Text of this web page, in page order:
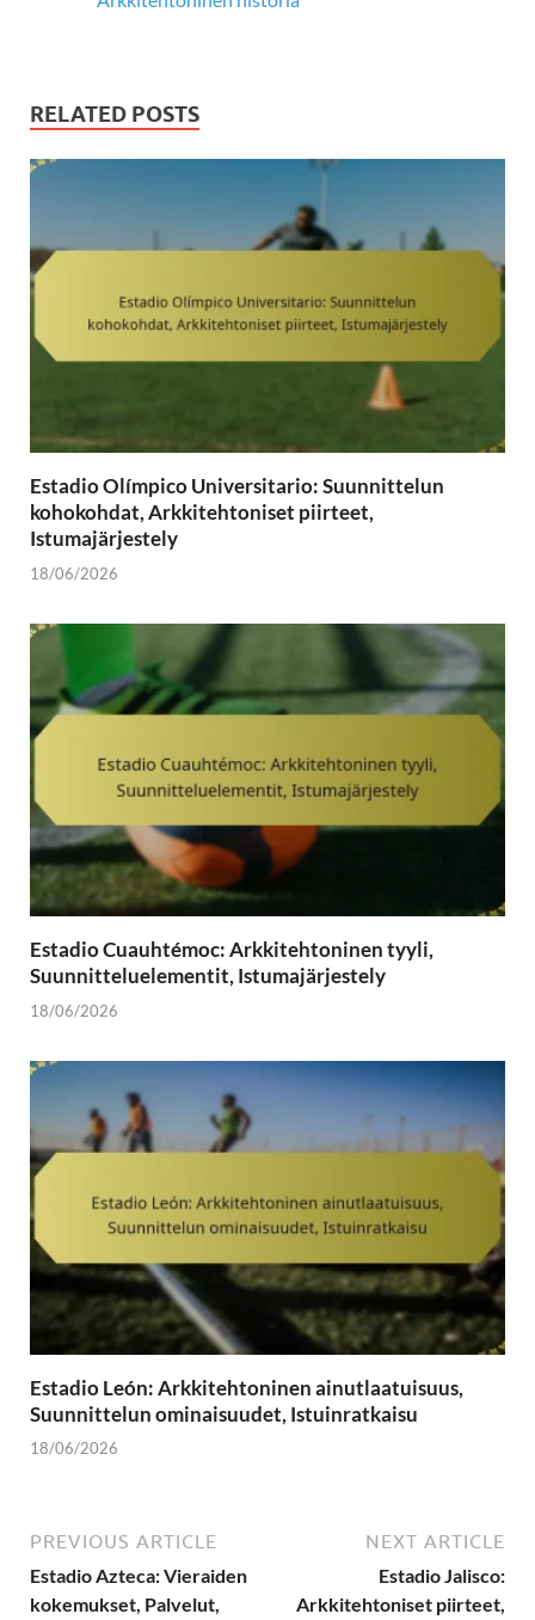
RELATED POSTS
Estadio Olímpico Universitario: Suunnittelun
kohokohdat, Arkkitehtoniset piirteet,
Istumajärjestely
18/06/2026
Estadio Cuauhtémoc: Arkkitehtoninen tyyli,
Suunnitteluelementit, Istumajärjestely
18/06/2026
Estadio León: Arkkitehtoninen ainutlaatuisuus,
Suunnittelun ominaisuudet, Istuinratkaisu
18/06/2026
PREVIOUS ARTICLE
Estadio Azteca: Vieraiden
kokemukset, Palvelut,
NEXT ARTICLE
Estadio Jalisco:
Arkkitehtoniset piirteet,